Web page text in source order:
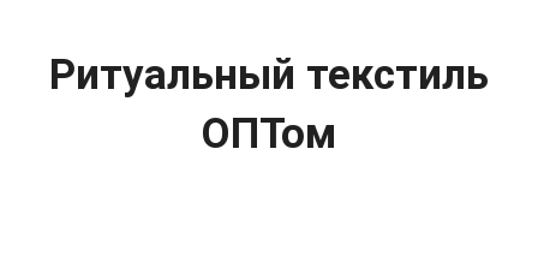
Ритуальный текстиль
ОПТом